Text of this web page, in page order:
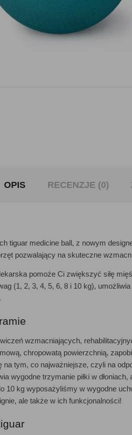
OPIS RECENZJE (0)
tiguar medicine ball, z nowym
pozwalający na skuteczne
pomoże Ci zwiększyć siłę
(1, 2, 3, 4, 5, 6, 8 i 10 kg),
wzmacniających,
chropowatą powierzchnią,
tym, co najważniejsze, czyli na
wygodne trzymanie piłki w
10 kg wyposażyliśmy w wygodne
ale także w ich funkcjonalności!